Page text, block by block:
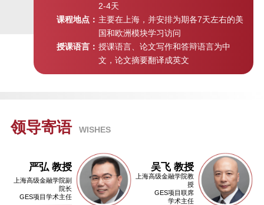
2-4天
课程地点： 主要在上海，并安排为期各7天左右的美
国和欧洲模块学习访问
授课语言： 授课语言、论文写作和答辩语言为中
文，论文摘要翻译成英文
领导寄语 WISHES
严弘 教授
上海高级金融学院副
院长
GES项目学术主任
吴飞 教授
上海高级金融学院教
授
GES项目联席
学术主任
全球经济震荡下行与中国经济应对
之策 | “高金E讲堂”第九期
后疫情时代金融科技发展与助力实
体经济复苏 | “高金E讲堂”第八期
“高金E讲堂”第七期
当前局势下的ESG与影响力投资 |
“高金E讲堂”第六期